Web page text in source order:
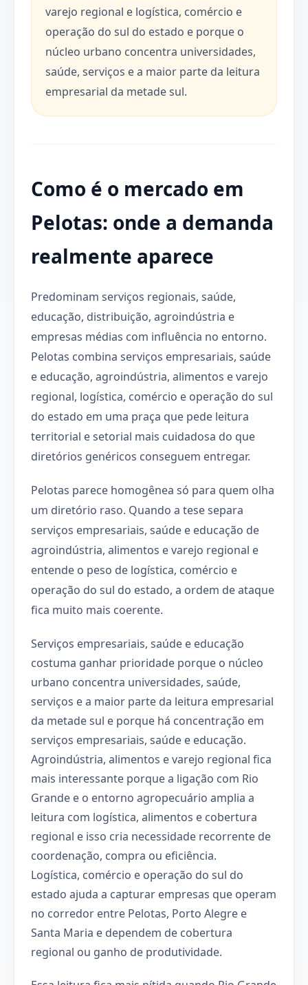
varejo regional e logística, comércio e
operação do sul do estado e porque o
núcleo urbano concentra universidades,
saúde, serviços e a maior parte da leitura
empresarial da metade sul.
Como é o mercado em
Pelotas: onde a demanda
realmente aparece
Predominam serviços regionais, saúde,
educação, distribuição, agroindústria e
empresas médias com influência no entorno.
Pelotas combina serviços empresariais, saúde
e educação, agroindústria, alimentos e varejo
regional, logística, comércio e operação do sul
do estado em uma praça que pede leitura
territorial e setorial mais cuidadosa do que
diretórios genéricos conseguem entregar.
Pelotas parece homogênea só para quem olha
um diretório raso. Quando a tese separa
serviços empresariais, saúde e educação de
agroindústria, alimentos e varejo regional e
entende o peso de logística, comércio e
operação do sul do estado, a ordem de ataque
fica muito mais coerente.
Serviços empresariais, saúde e educação
costuma ganhar prioridade porque o núcleo
urbano concentra universidades, saúde,
serviços e a maior parte da leitura empresarial
da metade sul e porque há concentração em
serviços empresariais, saúde e educação.
Agroindústria, alimentos e varejo regional fica
mais interessante porque a ligação com Rio
Grande e o entorno agropecuário amplia a
leitura com logística, alimentos e cobertura
regional e isso cria necessidade recorrente de
coordenação, compra ou eficiência.
Logística, comércio e operação do sul do
estado ajuda a capturar empresas que operam
no corredor entre Pelotas, Porto Alegre e
Santa Maria e dependem de cobertura
regional ou ganho de produtividade.